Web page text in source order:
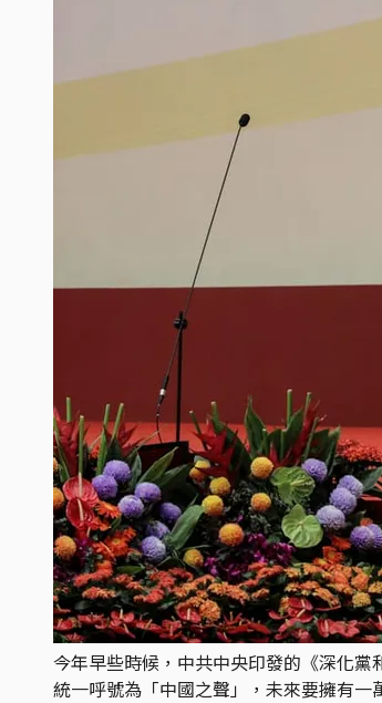
今年早些時候，中共中央印發的《深化
統一呼號為「中國之聲」，未來要擁有一